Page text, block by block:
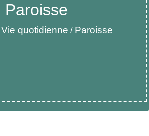
Paroisse
Vie quotidienne / Paroisse